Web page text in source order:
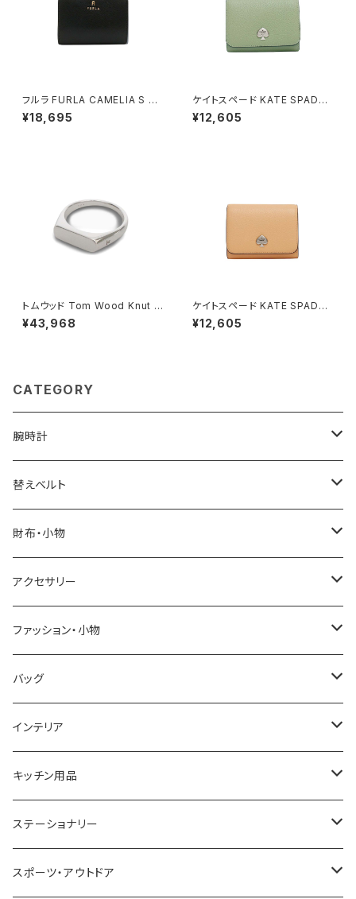
フルラ FURLA CAMELIA S C
OMPACT WALLETS 二つ折り
財布 wp00315-are000-o60
¥18,695
ケイトスペード KATE SPADE
ケイラ スモール Lジップ ウォレ
ット 二つ折り財布 kk056-202
¥12,605
トムウッド Tom Wood Knut R
ing リング 100572-48 シルバ
ー
¥43,968
ケイトスペード KATE SPADE
ケイラ スモール Lジップ ウォレ
ット 二つ折り財布 kk056-801
¥12,605
CATEGORY
腕時計
ELGIN
SALVATORE MARRA
CASIO
GRANDEUR
COGU
GAGA MILANO
CACTUS
TIMEX
NIXON
替えベルト
COACH
DANIEL WELLINGTON
LACOSTE
DIESEL
MICHAEL KORS
NO BRAND
財布・小物
SONNE
DUCT
TRANSNUMBER
SAAMA HOMME
ARNOLD PALMER
MICHAEL KORS
DIESEL
アクセサリー
GUCCI
TIFFANY&CO
FOLLI FOLLIE
POLICE
PAUL HEWITT
22designstudio
ファッション・小物
DAKS
栃木レザー
NIKE
DUNHILL
NEWYORKER
バッグ
MANHATTAN PORTAGE
United HOMME
RODANIA
BEAMZSQUARE
インテリア
CRYSTOCRAFT
SEIKO
CITIZEN
キッチン用品
I'mD
Helios
ステーショナリー
LAMY
スポーツ・アウトドア